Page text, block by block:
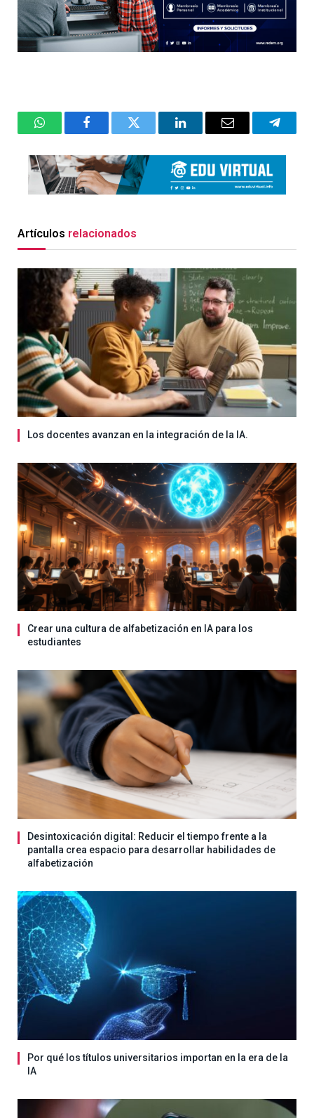
WhatsAppFacebookTwitter LinkedInEmail
Artículos relacionados
Los docentes avanzan en la integración de la IA.
Crear una cultura de alfabetización en IA para los
estudiantes
Desintoxicación digital: Reducir el tiempo frente a la
pantalla crea espacio para desarrollar habilidades de
alfabetización
Por qué los títulos universitarios importan en la era de la
IA